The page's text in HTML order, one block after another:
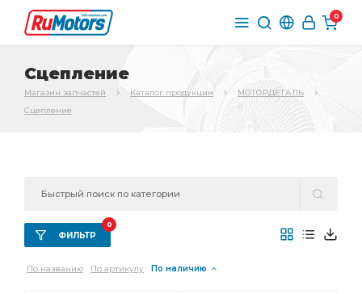
0
Сцепление
Магазин запчастей Каталог продукции
МОТОРДЕТАЛЬ
Сцепление
ФИЛЬТР
0
По названию По артикулу По наличию